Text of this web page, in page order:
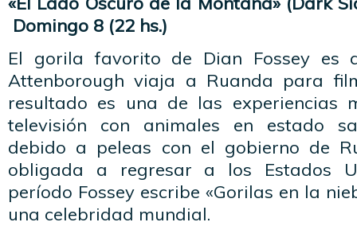
Domingo 8 (22 hs.)
El gorila favorito de Dian Fossey es
Attenborough viaja a Ruanda para
resultado es una de las experiencias
televisión con animales en estado
debido a peleas con el gobierno de
obligada a regresar a los Estados
período Fossey escribe «Gorilas en la
una celebridad mundial.